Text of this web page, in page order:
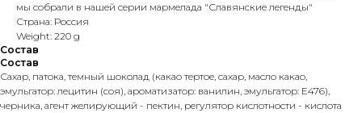
мы собрали в нашей серии мармелада "Славянские легенды"
Страна: Россия
Weight: 220 g
Состав
Состав
Сахар, патока, темный шоколад (какао тертое, сахар, масло какао,
эмульгатор: лецитин (соя), ароматизатор: ванилин, эмульгатор: Е476),
черника, агент желирующий - пектин, регулятор кислотности - кислота